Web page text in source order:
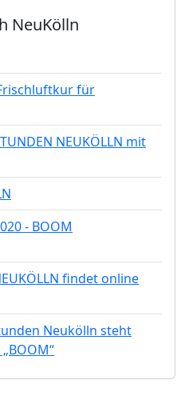
NeuKölln
für
NEUKÖLLN mit
- BOOM
findet online
Neukölln steht